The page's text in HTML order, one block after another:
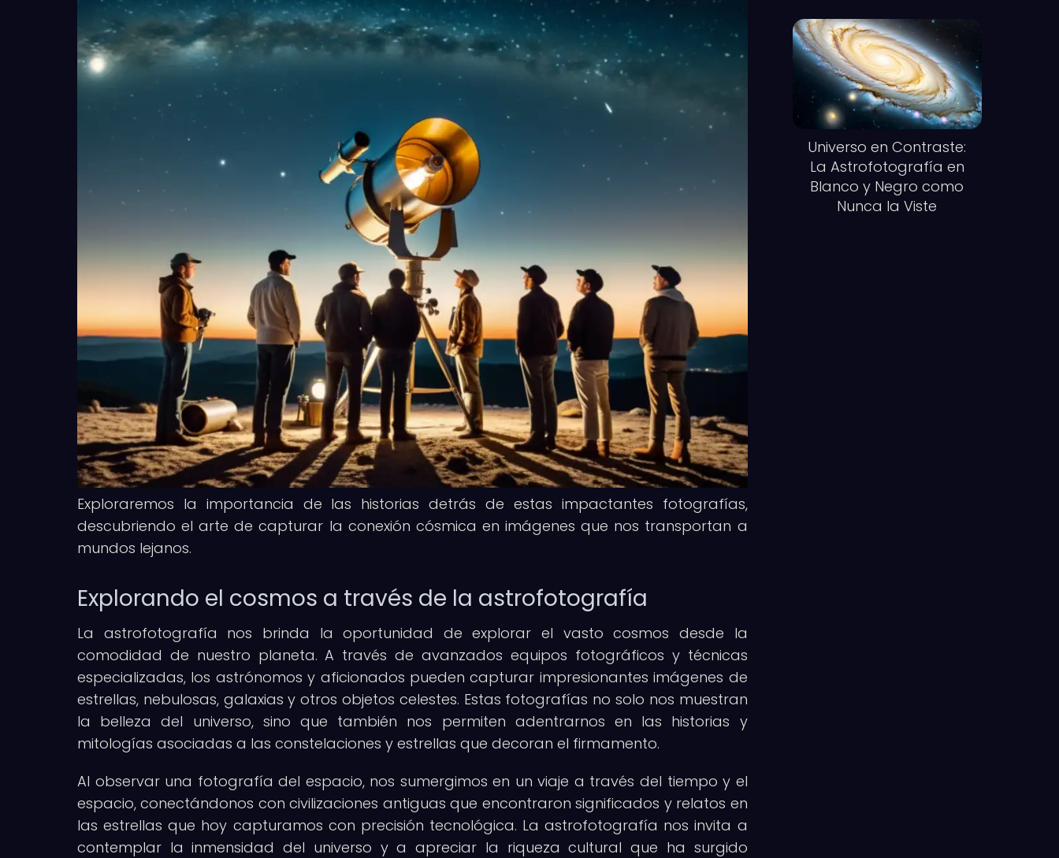
Exploraremos la importancia de las historias detrás de estas impactantes fotografías,
descubriendo el arte de capturar la conexión cósmica en imágenes que nos transportan a
mundos lejanos.
Explorando el cosmos a través de la astrofotografía
La astrofotografía nos brinda la oportunidad de explorar el vasto cosmos desde la
comodidad de nuestro planeta. A través de avanzados equipos fotográficos y técnicas
especializadas, los astrónomos y aficionados pueden capturar impresionantes imágenes de
estrellas, nebulosas, galaxias y otros objetos celestes. Estas fotografías no solo nos muestran
la belleza del universo, sino que también nos permiten adentrarnos en las historias y
mitologías asociadas a las constelaciones y estrellas que decoran el firmamento.
Al observar una fotografía del espacio, nos sumergimos en un viaje a través del tiempo y el
espacio, conectándonos con civilizaciones antiguas que encontraron significados y relatos en
las estrellas que hoy capturamos con precisión tecnológica. La astrofotografía nos invita a
contemplar la inmensidad del universo y a apreciar la riqueza cultural que ha surgido
Universo en Contraste:
La Astrofotografía en
Blanco y Negro como
Nunca la Viste